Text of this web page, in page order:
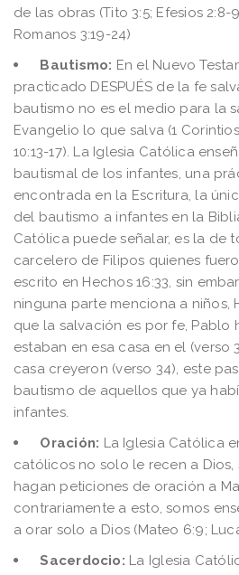
de las obras (Tito 3:5; Efesios 2:8-
Romanos 3:19-24)
Bautismo: En el Nuevo
practicado DESPUÉS de la fe
bautismo no es el medio para la
Evangelio lo que salva (1 Corintios
10:13-17). La Iglesia Católica
bautismal de los infantes, una
encontrada en la Escritura, la
del bautismo a infantes en la
Católica puede señalar, es la de
carcelero de Filipos quienes
escrito en Hechos 16:33, sin
ninguna parte menciona a niños,
que la salvación es por fe, Pablo
estaban en esa casa en el (verso
casa creyeron (verso 34), este
bautismo de aquellos que ya
infantes.
Oración: La Iglesia Católica
católicos no solo le recen a Dios,
hagan peticiones de oración a
contrariamente a esto, somos
a orar solo a Dios (Mateo 6:9;
Sacerdocio: La Iglesia